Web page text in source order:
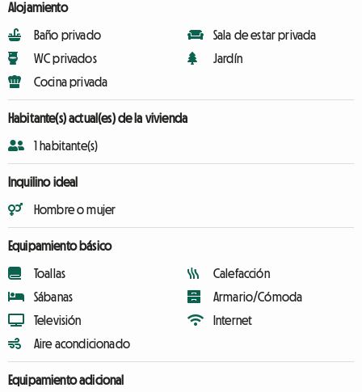
Alojamiento
Baño privado
WC privados
Cocina privada
Sala de estar privada
Jardín
Habitante(s) actual(es) de la vivienda
1 habitante(s)
Inquilino ideal
Hombre o mujer
Equipamiento básico
Toallas
Sábanas
Televisión
Aire acondicionado
Calefacción
Armario/Cómoda
Internet
Equipamiento adicional